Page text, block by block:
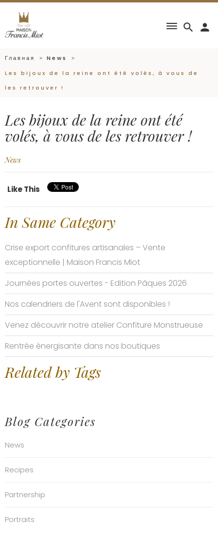
search
dehaze person
Главная
News
Les bijoux de la reine ont été volés, à vous de
les retrouver !
Les bijoux de la reine ont été
volés, à vous de les retrouver !
News
Like This
In Same Category
Crise export confitures artisanales – Vente
exceptionnelle | Maison Francis Miot
Journées portes ouvertes - Edition Pâques 2026
Nos calendriers de l'Avent sont disponibles !
Venez découvrir notre atelier Confiture Monstrueuse
Rentrée énergisante dans nos boutiques
Related by Tags
Blog Categories
News
Recipes
Partnership
Portraits